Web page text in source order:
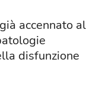
accennato al
disfunzione